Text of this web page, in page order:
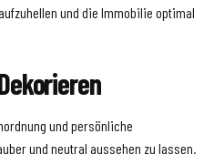
und die Immobilie optimal
und persönliche
und neutral aussehen zu lassen.